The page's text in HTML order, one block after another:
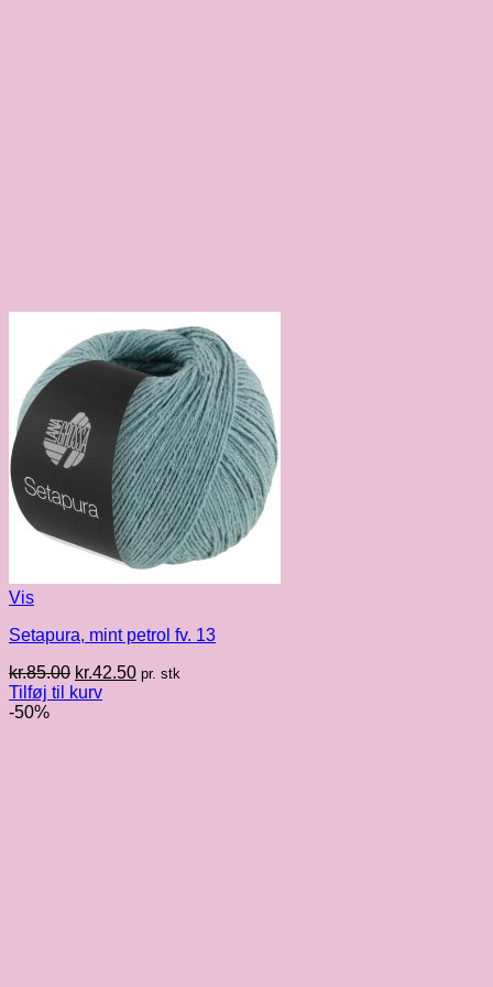
Vis
Setapura, mint petrol fv. 13
kr.85.00 Den
oprindelige
kr.42.50Den
pr. stk
Tilføj til kurv
-50%